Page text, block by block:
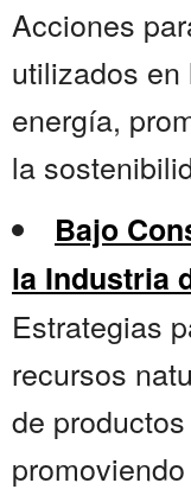
Acciones
utilizados
energía,
la
Bajo
la Industria
Estrategias
recursos
de